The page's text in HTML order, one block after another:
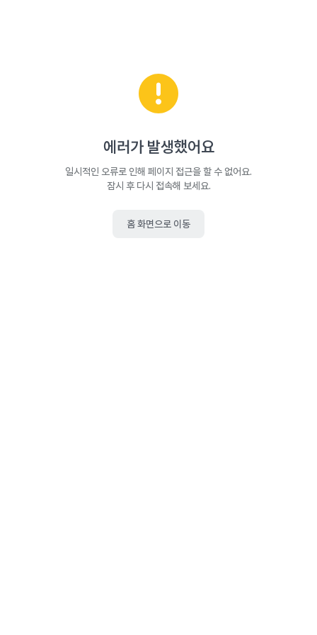
에러가 발생했어요
일시적인 오류로 인해 페이지 접근을 할 수 없어요.
잠시 후 다시 접속해 보세요.
홈 화면으로 이동